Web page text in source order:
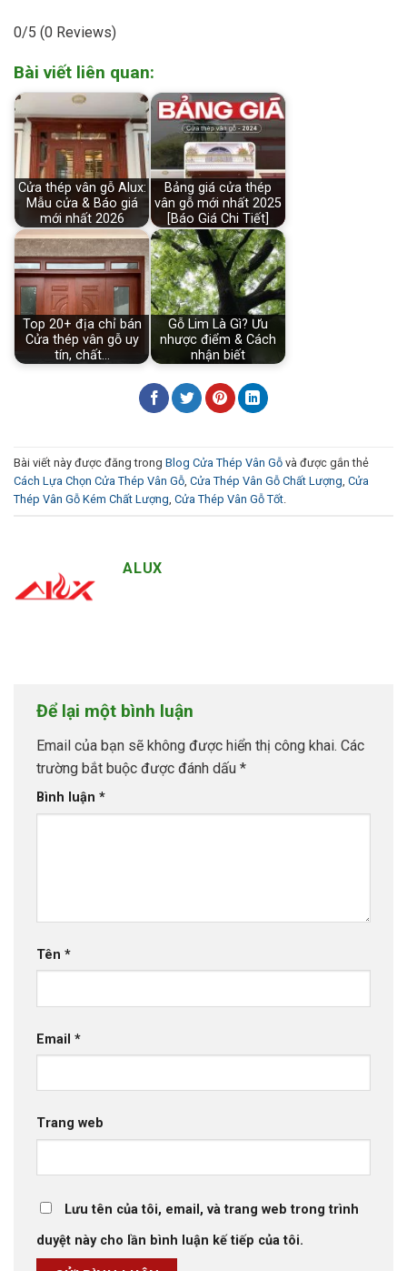
0/5 (0 Reviews)
Bài viết liên quan:
Cửa thép vân gỗ Alux:
Mẫu cửa & Báo giá
mới nhất 2026
Bảng giá cửa thép
vân gỗ mới nhất 2025
[Báo Giá Chi Tiết]
Top 20+ địa chỉ bán
Cửa thép vân gỗ uy
tín, chất…
Gỗ Lim Là Gì? Ưu
nhược điểm & Cách
nhận biết
Bài viết này được đăng trong Blog Cửa Thép Vân Gỗ và được gắn thẻ
Cách Lựa Chọn Cửa Thép Vân Gỗ Cửa Thép Vân Gỗ Chất Lượng Cửa
Thép Vân Gỗ Kém Chất Lượng Cửa Thép Vân Gỗ Tốt
ALUX
Để lại một bình luận
Email của bạn sẽ không được hiển thị công khai. Các
trường bắt buộc được đánh dấu *
Bình luận *
Tên *
Email *
Trang web
Lưu tên của tôi, email, và trang web trong trình
duyệt này cho lần bình luận kế tiếp của tôi.